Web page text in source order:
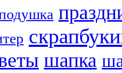
шапка